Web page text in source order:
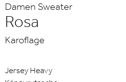
Damen Sweater
Rosa
Karoflage
Jersey Heavy